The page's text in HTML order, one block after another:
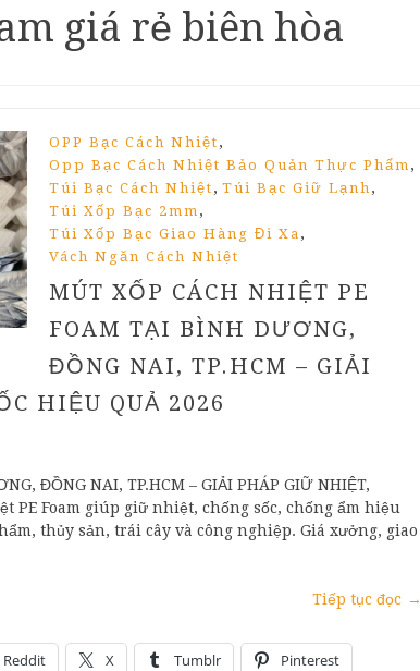
giá rẻ biên hòa
OPP Bạc Cách Nhiệt ,
Opp Bạc Cách Nhiệt Bảo Quản Thực Phẩm ,
Túi Bạc Cách Nhiệt , Túi Bạc Giữ Lạnh ,
Túi Xốp Bạc 2mm ,
Túi Xốp Bạc Giao Hàng Đi Xa ,
Vách Ngăn Cách Nhiệt
MÚT XỐP CÁCH NHIỆT PE
FOAM TẠI BÌNH DƯƠNG,
ĐỒNG NAI, TP.HCM – GIẢI
HIỆU QUẢ 2026
ĐỒNG NAI, TP.HCM – GIẢI PHÁP GIỮ NHIỆT,
PE Foam giúp giữ nhiệt, chống sốc, chống ẩm hiệu
thủy sản, trái cây và công nghiệp. Giá xưởng, giao
Tiếp tục đọc →
Reddit X Tumblr Pinterest